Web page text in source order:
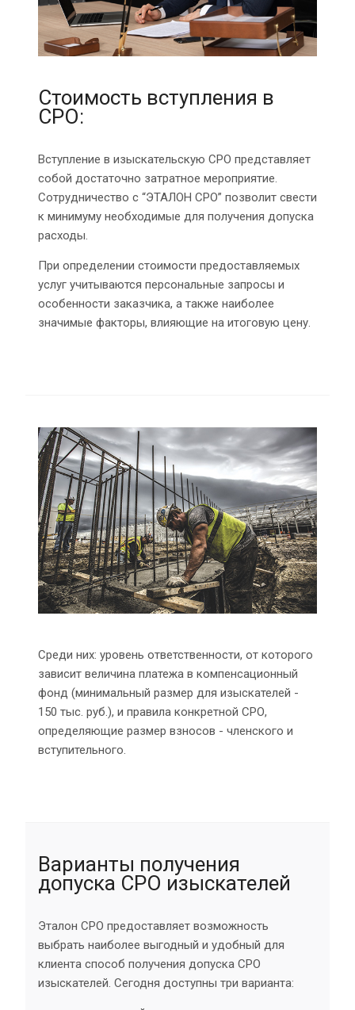
Стоимость вступления в
СРО:
Вступление в изыскательскую СРО представляет
собой достаточно затратное мероприятие.
Сотрудничество с “ЭТАЛОН СРО” позволит свести
к минимуму необходимые для получения допуска
расходы.
При определении стоимости предоставляемых
услуг учитываются персональные запросы и
особенности заказчика, а также наиболее
значимые факторы, влияющие на итоговую цену.
Среди них: уровень ответственности, от которого
зависит величина платежа в компенсационный
фонд (минимальный размер для изыскателей -
150 тыс. руб.), и правила конкретной СРО,
определяющие размер взносов - членского и
вступительного.
Варианты получения
допуска СРО изыскателей
Эталон СРО предоставляет возможность
выбрать наиболее выгодный и удобный для
клиента способ получения допуска СРО
изыскателей. Сегодня доступны три варианта: